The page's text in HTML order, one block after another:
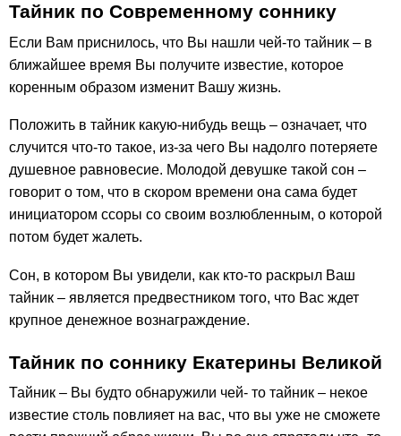
Тайник по Современному соннику
Если Вам приснилось, что Вы нашли чей-то тайник – в
ближайшее время Вы получите известие, которое
коренным образом изменит Вашу жизнь.
Положить в тайник какую-нибудь вещь – означает, что
случится что-то такое, из-за чего Вы надолго потеряете
душевное равновесие. Молодой девушке такой сон –
говорит о том, что в скором времени она сама будет
инициатором ссоры со своим возлюбленным, о которой
потом будет жалеть.
Сон, в котором Вы увидели, как кто-то раскрыл Ваш
тайник – является предвестником того, что Вас ждет
крупное денежное вознаграждение.
Тайник по соннику Екатерины Великой
Тайник – Вы будто обнаружили чей- то тайник – некое
известие столь повлияет на вас, что вы уже не сможете